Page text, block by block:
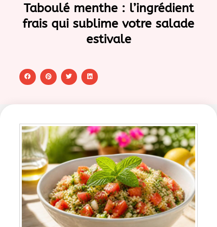
Taboulé menthe : l’ingrédient
frais qui sublime votre salade
estivale